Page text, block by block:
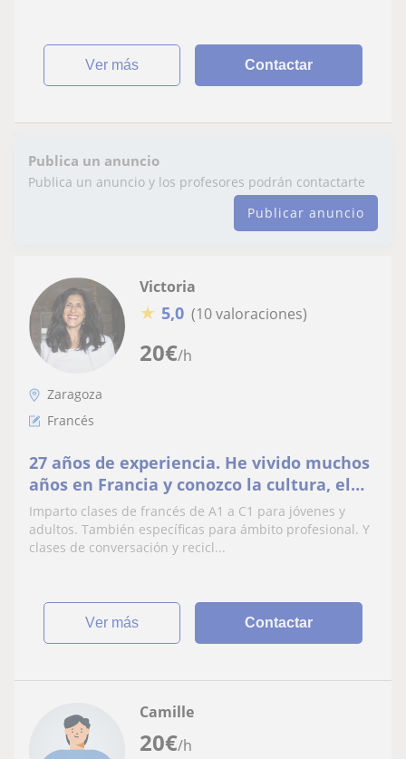
ver más Contactar
Publica un anuncio
Publica un anuncio y los profesores podrán contactarte
Publicar anuncio
20€/h
Victoria
★ 5,0 (10 valoraciones)
Zaragoza
Francés
27 años de experiencia. He vivido muchos
años en Francia y conozco la cultura, el
humor y las costumbres del país. Ofrezco
clases amenas, dinámicas y 100 % francés
Imparto clases de francés de A1 a C1 para jóvenes y
adultos. También específicas para ámbito profesional. Y
clases de conversación y recicl...
ver más Contactar
20€/h
Camille